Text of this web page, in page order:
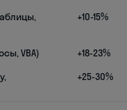
+10-15%
VBA) +18-23%
+25-30%